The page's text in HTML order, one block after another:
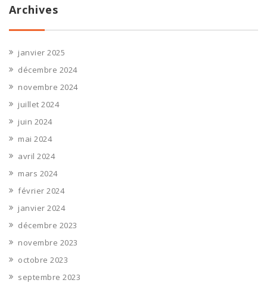
Archives
janvier 2025
décembre 2024
novembre 2024
juillet 2024
juin 2024
mai 2024
avril 2024
mars 2024
février 2024
janvier 2024
décembre 2023
novembre 2023
octobre 2023
septembre 2023